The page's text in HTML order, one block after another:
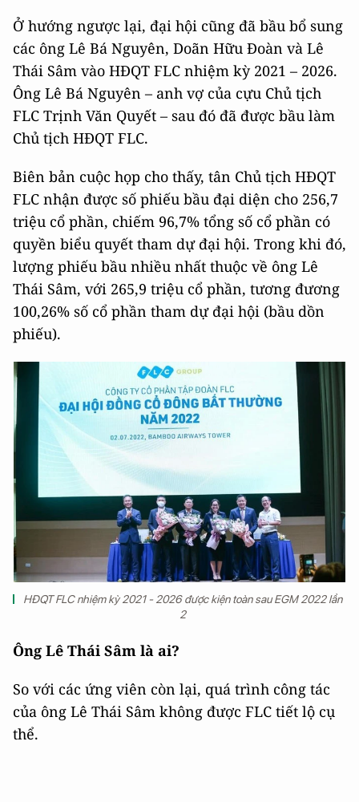
Ở hướng ngược lại, đại hội cũng đã bầu bổ sung
các ông Lê Bá Nguyên, Doãn Hữu Đoàn và Lê
Thái Sâm vào HĐQT FLC nhiệm kỳ 2021 – 2026.
Ông Lê Bá Nguyên – anh vợ của cựu Chủ tịch
FLC Trịnh Văn Quyết – sau đó đã được bầu làm
Chủ tịch HĐQT FLC.
Biên bản cuộc họp cho thấy, tân Chủ tịch HĐQT
FLC nhận được số phiếu bầu đại diện cho 256,7
triệu cổ phần, chiếm 96,7% tổng số cổ phần có
quyền biểu quyết tham dự đại hội. Trong khi đó,
lượng phiếu bầu nhiều nhất thuộc về ông Lê
Thái Sâm, với 265,9 triệu cổ phần, tương đương
100,26% số cổ phần tham dự đại hội (bầu dồn
phiếu).
HĐQT FLC nhiệm kỳ 2021 - 2026 được kiện toàn sau EGM 2022 lần
2
Ông Lê Thái Sâm là ai?
So với các ứng viên còn lại, quá trình công tác
của ông Lê Thái Sâm không được FLC tiết lộ cụ
thể.